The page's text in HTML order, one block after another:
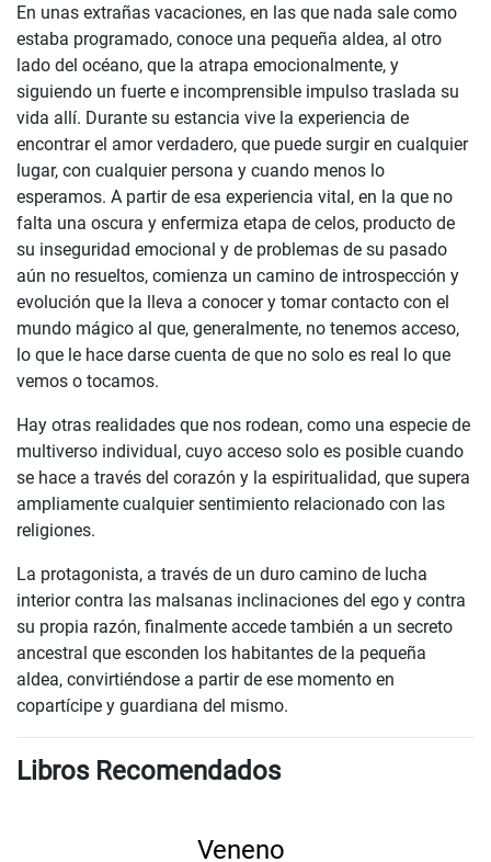
En unas extrañas vacaciones, en las que nada sale como
estaba programado, conoce una pequeña aldea, al otro
lado del océano, que la atrapa emocionalmente, y
siguiendo un fuerte e incomprensible impulso traslada su
vida allí. Durante su estancia vive la experiencia de
encontrar el amor verdadero, que puede surgir en cualquier
lugar, con cualquier persona y cuando menos lo
esperamos. A partir de esa experiencia vital, en la que no
falta una oscura y enfermiza etapa de celos, producto de
su inseguridad emocional y de problemas de su pasado
aún no resueltos, comienza un camino de introspección y
evolución que la lleva a conocer y tomar contacto con el
mundo mágico al que, generalmente, no tenemos acceso,
lo que le hace darse cuenta de que no solo es real lo que
vemos o tocamos.
Hay otras realidades que nos rodean, como una especie de
multiverso individual, cuyo acceso solo es posible cuando
se hace a través del corazón y la espiritualidad, que supera
ampliamente cualquier sentimiento relacionado con las
religiones.
La protagonista, a través de un duro camino de lucha
interior contra las malsanas inclinaciones del ego y contra
su propia razón, finalmente accede también a un secreto
ancestral que esconden los habitantes de la pequeña
aldea, convirtiéndose a partir de ese momento en
copartícipe y guardiana del mismo.
Libros Recomendados
Veneno